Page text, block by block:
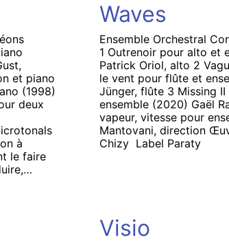
et piano
(1998)
deux
à
le faire
Waves
Ensemble Orchestral
1 Outrenoir pour alto et
Patrick Oriol, alto 2
le vent pour flûte et
Jünger, flûte 3 Missing
ensemble (2020) Gaël
vapeur, vitesse pour
Mantovani, direction
Chizy Label Paraty
Visio